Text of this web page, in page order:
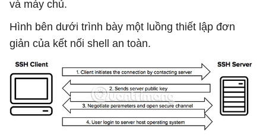
và máy chủ.
Hình bên dưới trình bày một luồng thiết lập đơn
giản của kết nối shell an toàn.